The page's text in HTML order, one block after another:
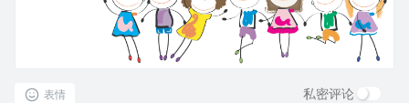
表情 私密评论